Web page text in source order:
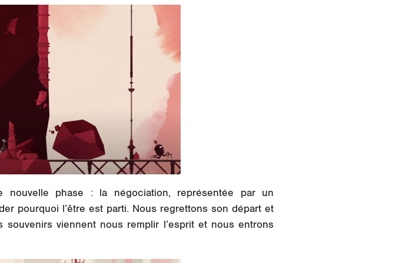
phase : la négociation, représentée par un
pourquoi l’être est parti. Nous regrettons son départ et
viennent nous remplir l’esprit et nous entrons